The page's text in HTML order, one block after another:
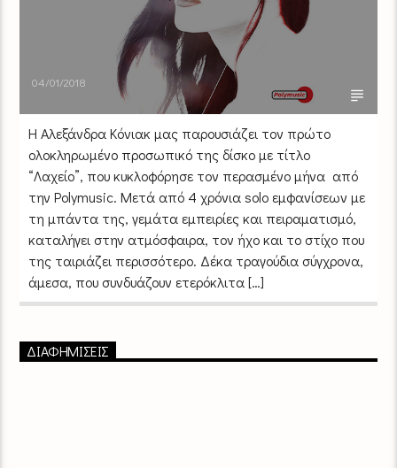
04/01/2018
Η Αλεξάνδρα Κόνιακ μας παρουσιάζει τον πρώτο
ολοκληρωμένο προσωπικό της δίσκο με τίτλο
“Λαχείο”, που κυκλοφόρησε τον περασμένο μήνα από
την Polymusic. Μετά από 4 χρόνια solo εμφανίσεων με
τη μπάντα της, γεμάτα εμπειρίες και πειραματισμό,
καταλήγει στην ατμόσφαιρα, τον ήχο και το στίχο που
της ταιριάζει περισσότερο. Δέκα τραγούδια σύγχρονα,
άμεσα, που συνδυάζουν ετερόκλιτα […]
ΔΙΑΦΗΜΙΣΕΙΣ